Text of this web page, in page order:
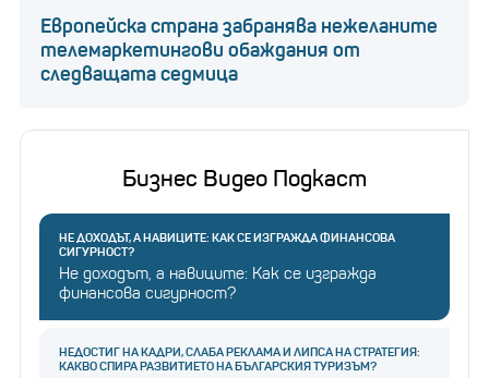
Европейска страна забранява нежеланите
телемаркетингови обаждания от
следващата седмица
Бизнес Видео Подкаст
НЕ ДОХОДЪТ, А НАВИЦИТЕ: КАК СЕ ИЗГРАЖДА ФИНАНСОВА
СИГУРНОСТ?
Не доходът, а навиците: Как се изгражда
финансова сигурност?
НЕДОСТИГ НА КАДРИ, СЛАБА РЕКЛАМА И ЛИПСА НА СТРАТЕГИЯ:
КАКВО СПИРА РАЗВИТИЕТО НА БЪЛГАРСКИЯ ТУРИЗЪМ?